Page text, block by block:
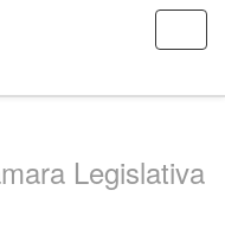
Legislativa